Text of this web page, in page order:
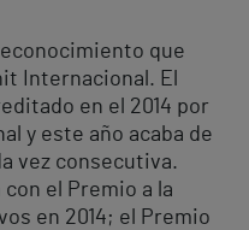
que
Internacional. El
en el 2014 por
y este año acaba de
vez consecutiva.
el Premio a la
en 2014; el Premio